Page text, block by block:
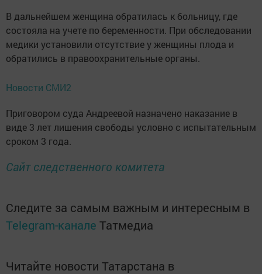
В дальнейшем женщина обратилась к больницу, где
состояла на учете по беременности. При обследовании
медики установили отсутствие у женщины плода и
обратились в правоохранительные органы.
Новости СМИ2
Приговором суда Андреевой назначено наказание в
виде 3 лет лишения свободы условно с испытательным
сроком 3 года.
Cайт следственного комитета
Следите за самым важным и интересным в
Telegram-канале Татмедиа
Читайте новости Татарстана в